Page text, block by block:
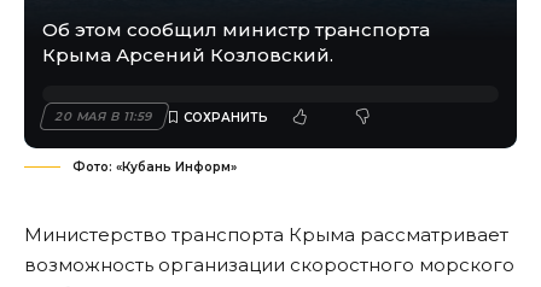
Об этом сообщил министр транспорта
Крыма Арсений Козловский.
20 МАЯ В 11:59
Фото: «Кубань Информ»
Министерство транспорта Крыма рассматривает
возможность организации скоростного морского